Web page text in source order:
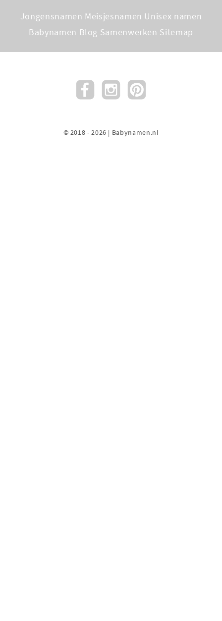
Jongensnamen Meisjesnamen Unisex namen
Babynamen Blog Samenwerken Sitemap
© 2018 - 2026 | Babynamen.nl